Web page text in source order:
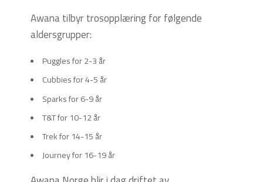
Awana tilbyr trosopplæring for følgende
aldersgrupper:
Puggles for 2-3 år
Cubbies for 4-5 år
Sparks for 6-9 år
T&T for 10-12 år
Trek for 14-15 år
Journey for 16-19 år